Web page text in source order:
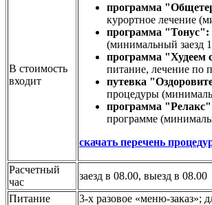
В стоимость
входит
программа
курортное лечение
программа "Тонус":
(минимальный заезд
программа "Худеем
питание, лечение по
путевка
процедуры (
программа
программе
скачать перечень
Расчетный
час
заезд в 08.00, выезд в 08.00
Питание
3-х разовое «меню-